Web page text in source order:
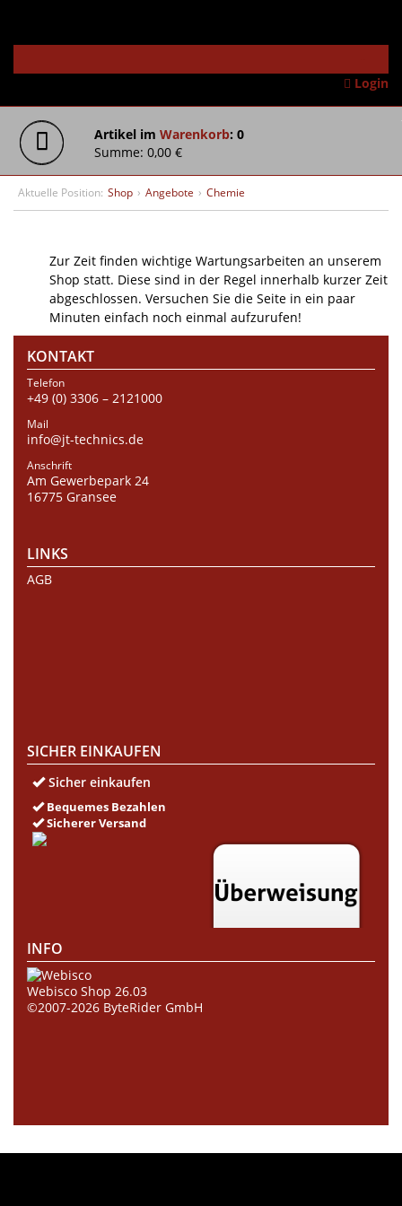
Login
Artikel im Warenkorb: 0
Summe: 0,00 €
Aktuelle Position: Shop › Angebote › Chemie
Zur Zeit finden wichtige Wartungsarbeiten an unserem
Shop statt. Diese sind in der Regel innerhalb kurzer Zeit
abgeschlossen. Versuchen Sie die Seite in ein paar
Minuten einfach noch einmal aufzurufen!
KONTAKT
Telefon
+49 (0) 3306 – 2121000
Mail
info@jt-technics.de
Anschrift
Am Gewerbepark 24
16775 Gransee
LINKS
AGB
SICHER EINKAUFEN
Sicher einkaufen
Bequemes Bezahlen
Sicherer Versand
INFO
Webisco Shop 26.03
©2007-2026 ByteRider GmbH